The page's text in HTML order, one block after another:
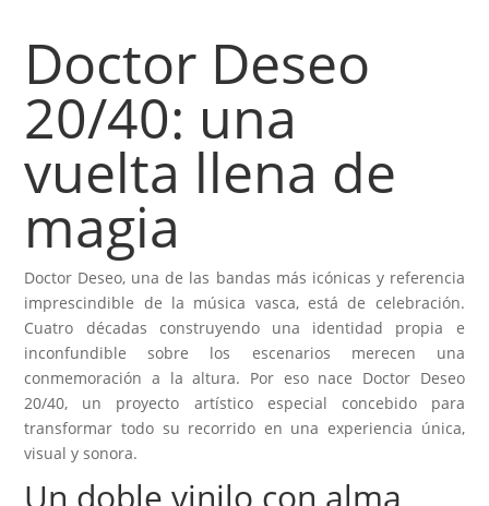
Doctor Deseo
20/40: una
vuelta llena de
magia
Doctor Deseo, una de las bandas más icónicas y referencia
imprescindible de la música vasca, está de celebración.
Cuatro décadas construyendo una identidad propia e
inconfundible sobre los escenarios merecen una
conmemoración a la altura. Por eso nace Doctor Deseo
20/40, un proyecto artístico especial concebido para
transformar todo su recorrido en una experiencia única,
visual y sonora.
Un doble vinilo con alma